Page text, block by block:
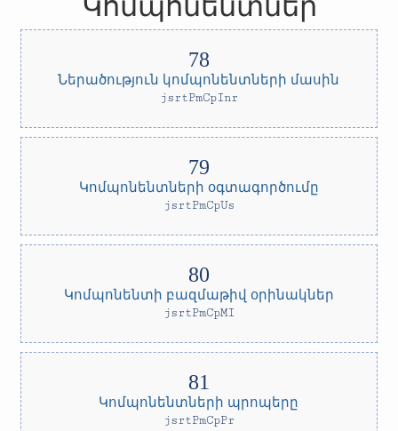
Ներածություն կոմպոնենտների մասին
jsrtPmCpInr
Կոմպոնենտների օգտագործումը
jsrtPmCpUs
Կոմպոնենտի բազմաթիվ օրինակներ
jsrtPmCpMI
Կոմպոնենտների պրոպերը
jsrtPmCpPr